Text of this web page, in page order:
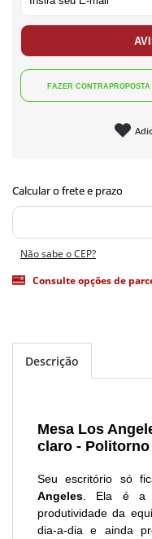
Não sabe o CEP?
Consulte opções de
Descrição
Mesa Los
claro - Politorno
Seu escritório só
Angeles . Ela é a
produtividade da
dia-a-dia e ainda